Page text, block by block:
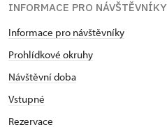
INFORMACE PRO NÁVŠTĚVNÍKY
Informace pro návštěvníky
Prohlídkové okruhy
Návštěvní doba
Vstupné
Rezervace